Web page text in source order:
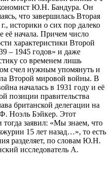
Ю.Н. Бандура. Он
что завершилась Вторая
историки о сих пор далеко
её начала. Причем число
характеристики Второй
– 1945 годов» и даже
со временем лишь
счел нужным упомянуть и
Второй мировой войны. В
началась в 1931 году и её
позиции правительства
британской делегации на
Ноэль Бэйкер. Этот
тогда заявил: «Мы знаем, что
15 лет назад…», то есть
разделяет, по словам Ю.Н.
исследователь А.